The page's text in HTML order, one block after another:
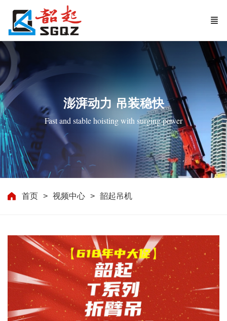
澎湃动力 吊装稳快
Fast and stable hoisting with surging power
首页 视频中心 韶起吊机